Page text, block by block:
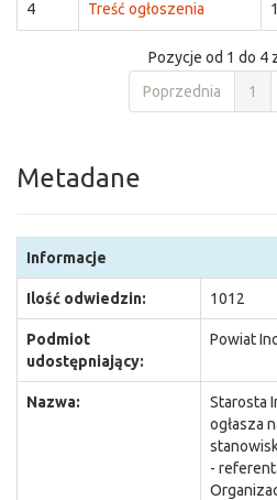
4 Treść ogłoszenia
Pozycje od 1 do 4
Poprzednia
1
Metadane
Informacje
Ilość odwiedzin: 1012
Podmiot
udostępniający:
Powiat
Nazwa:
Starosta
ogłasza
-